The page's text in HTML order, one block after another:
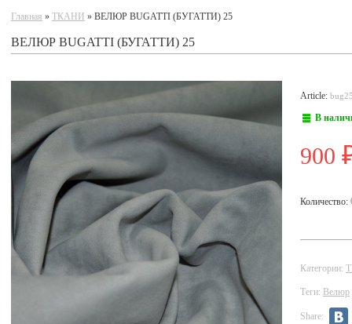
Главная » ТКАНИ » ВЕЛЮР BUGATTI (БУГАТТИ) 25
ВЕЛЮР BUGATTI (БУГАТТИ) 25
Article:
В
900
Количество:
Категории:
Теги: Велюр
Share: